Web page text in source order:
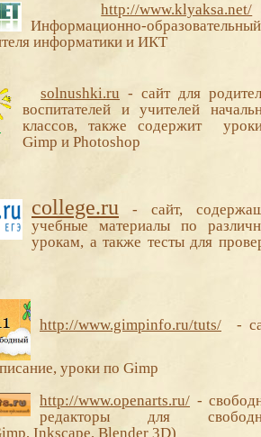
http://www.klyaksa.net/
Информационно-образовательный
информатики и ИКТ
solnushki.ru - сайт для
воспитателей и учителей
классов, также содержит
Gimp и Photoshop
college.ru - сайт,
учебные материалы по
урокам, а также тесты для
http://www.gimpinfo.ru/tuts/ -
уроки по Gimp
http://www.openarts.ru/ -
редакторы для
Inkscape, Blender 3D)